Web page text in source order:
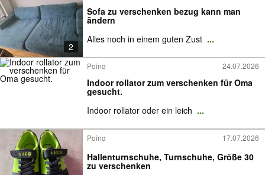
2
Sofa zu verschenken bezug kann man
ändern
Alles noch in einem guten Zust ...
Poing 24.07.2026
Indoor rollator zum verschenken für Oma
gesucht.
Indoor rollator oder ein leich ...
Poing 17.07.2026
Hallenturnschuhe, Turnschuhe, Größe 30
zu verschenken